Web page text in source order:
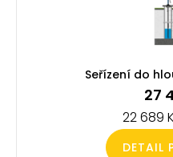
Seřízení do
27
22 689
DETAIL